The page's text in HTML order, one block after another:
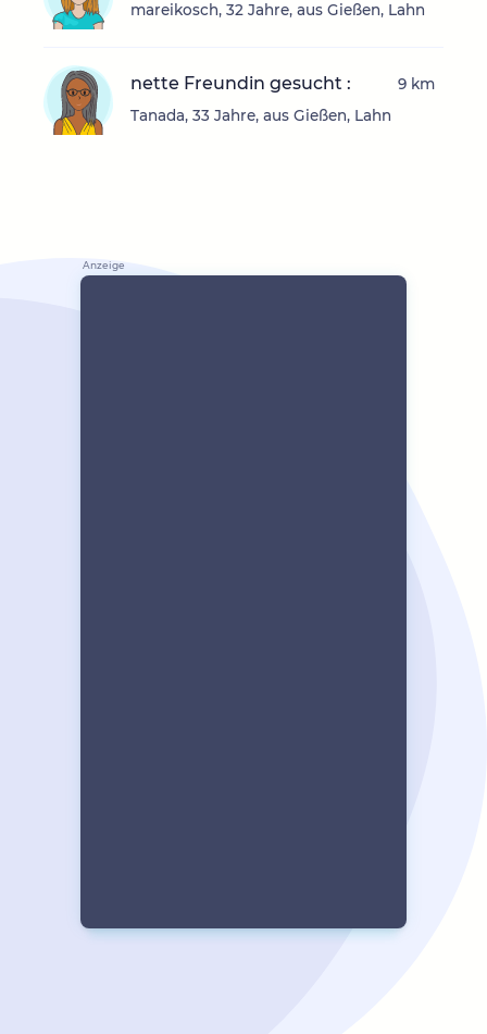
mareikosch, 32 Jahre, aus Gießen, Lahn
nette Freundin gesucht :
Tanada, 33 Jahre, aus Gießen, Lahn
9 km